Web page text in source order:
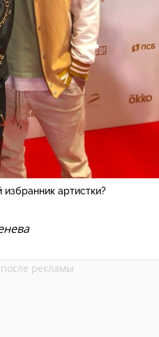
артистки?